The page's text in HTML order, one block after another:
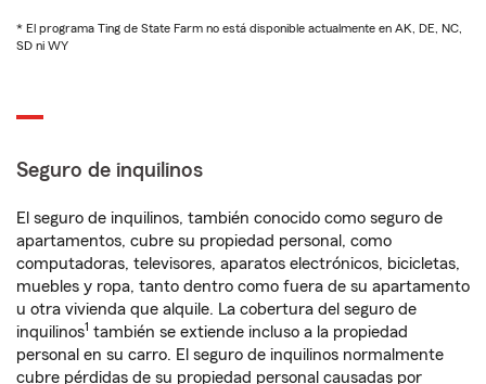
* El programa Ting de State Farm no está disponible actualmente en AK, DE, NC,
SD ni WY
Seguro de inquilinos
El seguro de inquilinos, también conocido como seguro de
apartamentos, cubre su propiedad personal, como
computadoras, televisores, aparatos electrónicos, bicicletas,
muebles y ropa, tanto dentro como fuera de su apartamento
u otra vivienda que alquile. La cobertura del seguro de
inquilinos1 también se extiende incluso a la propiedad
personal en su carro. El seguro de inquilinos normalmente
cubre pérdidas de su propiedad personal causadas por